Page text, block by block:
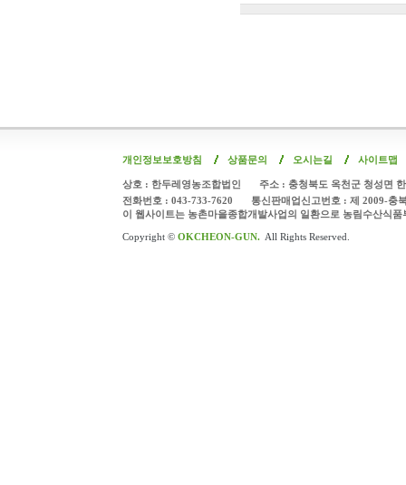
개인정보보호방침 상품문의 오시는길 사이트맵
상호 : 한두레영농조합법인
주소 : 충청북도 옥천군 청성면
전화번호 : 043-733-7620
통신판매업신고번호 : 제 2009-충
이 웹사이트는 농촌마을종합개발사업의 일환으로 농림수산식
Copyright © OKCHEON-GUN. All Rights Reserved.